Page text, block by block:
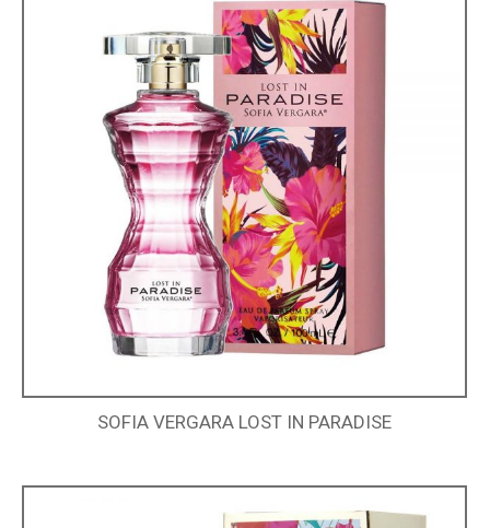
SOFIA VERGARA LOST IN PARADISE